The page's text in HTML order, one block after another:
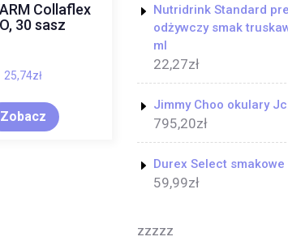
Collaflex
30 sasz
25,74zł
Zobacz
Nutridrink Standard
odżywczy smak
ml
22,27zł
Jimmy Choo okulary
795,20zł
Durex Select smakowe
59,99zł
zzzzz